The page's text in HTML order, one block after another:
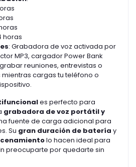
horas
: Grabadora de voz activada por
MP3, cargador Power Bank
reuniones, entrevistas o
cargas tu teléfono o
es perfecto para
grabadora de voz portátil y
fuente de carga adicional para
Su gran duración de batería y
lo hacen ideal para
preocuparte por quedarte sin